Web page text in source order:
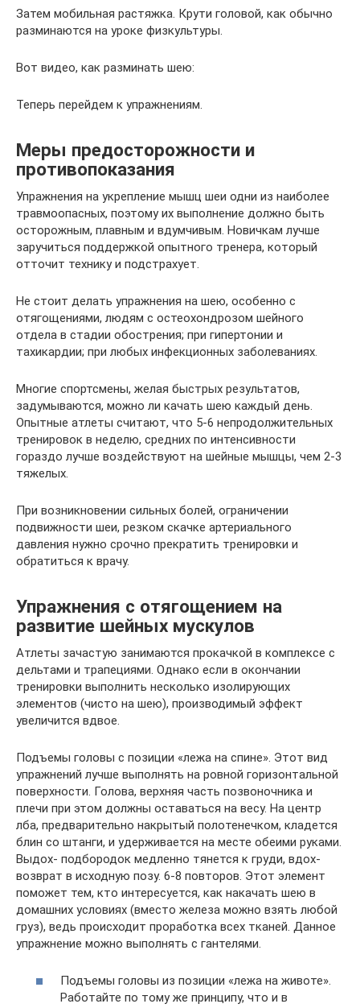
Затем мобильная растяжка. Крути головой, как обычно
разминаются на уроке физкультуры.
Вот видео, как разминать шею:
Теперь перейдем к упражнениям.
Меры предосторожности и
противопоказания
Упражнения на укрепление мышц шеи одни из наиболее
травмоопасных, поэтому их выполнение должно быть
осторожным, плавным и вдумчивым. Новичкам лучше
заручиться поддержкой опытного тренера, который
отточит технику и подстрахует.
Не стоит делать упражнения на шею, особенно с
отягощениями, людям с остеохондрозом шейного
отдела в стадии обострения; при гипертонии и
тахикардии; при любых инфекционных заболеваниях.
Многие спортсмены, желая быстрых результатов,
задумываются, можно ли качать шею каждый день.
Опытные атлеты считают, что 5-6 непродолжительных
тренировок в неделю, средних по интенсивности
гораздо лучше воздействуют на шейные мышцы, чем 2-3
тяжелых.
При возникновении сильных болей, ограничении
подвижности шеи, резком скачке артериального
давления нужно срочно прекратить тренировки и
обратиться к врачу.
Упражнения с отягощением на
развитие шейных мускулов
Атлеты зачастую занимаются прокачкой в комплексе с
дельтами и трапециями. Однако если в окончании
тренировки выполнить несколько изолирующих
элементов (чисто на шею), производимый эффект
увеличится вдвое.
Подъемы головы с позиции «лежа на спине». Этот вид
упражнений лучше выполнять на ровной горизонтальной
поверхности. Голова, верхняя часть позвоночника и
плечи при этом должны оставаться на весу. На центр
лба, предварительно накрытый полотенечком, кладется
блин со штанги, и удерживается на месте обеими руками.
Выдох- подбородок медленно тянется к груди, вдох-
возврат в исходную позу. 6-8 повторов. Этот элемент
поможет тем, кто интересуется, как накачать шею в
домашних условиях (вместо железа можно взять любой
груз), ведь происходит проработка всех тканей. Данное
упражнение можно выполнять с гантелями.
Подъемы головы из позиции «лежа на животе».
Работайте по тому же принципу, что и в